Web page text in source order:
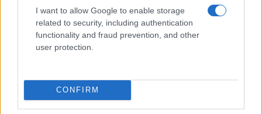
I want to allow Google to enable storage
related to security, including authentication
functionality and fraud prevention, and other
user protection.
CONFIRM
skimmingom
goriv
Na Koroško prihaja
avtomobilski spektakel:
Rohnenje motorjev, dvoboji na
progah in atraktivni Car Meet
Plohe in nevihte bodo do